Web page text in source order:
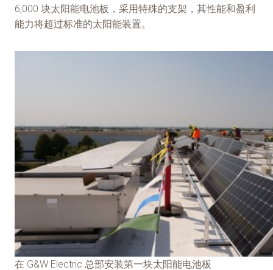
6,000 块太阳能电池板，采用特殊的支架，其性能和盈利
能力将超过标准的太阳能装置。
在 G&W Electric 总部安装第一块太阳能电池板